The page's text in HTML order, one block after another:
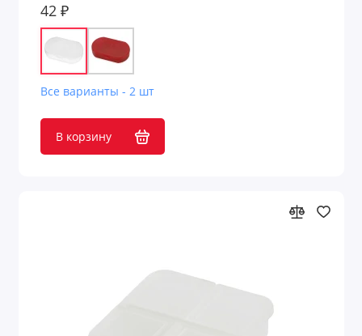
42 ₽
Все варианты - 2 шт
В корзину